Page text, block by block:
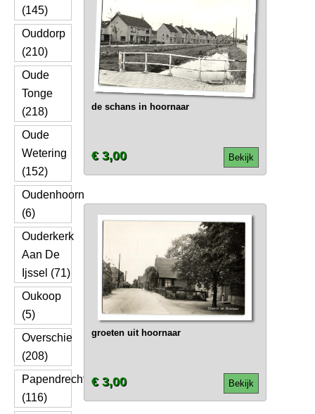
(145)
Ouddorp
(210)
Oude
Tonge
(218)
Oude
Wetering
(152)
Oudenhoorn
(6)
Ouderkerk
Aan De
Ijssel (71)
Oukoop
(5)
Overschie
(208)
Papendrecht
(116)
de schans in hoornaar
Bekijk
€ 3,00
groeten uit hoornaar
Bekijk
€ 3,00